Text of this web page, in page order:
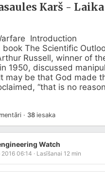
Karš -
Introduction
book The Scientific
Russell, winner of
1950, discussed
may be that God made
“that is no
· 38iesaka
Watch
2016 06:14 · Lasīšanai 12 min